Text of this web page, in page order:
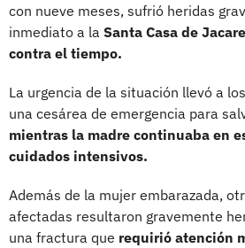
con nueve meses, sufrió heridas
inmediato a la Santa Casa de
contra el tiempo.
La urgencia de la situación llevó a
una cesárea de emergencia para
mientras la madre continuaba en
cuidados intensivos.
Además de la mujer embarazada,
afectadas resultaron gravemente
una fractura que requirió atención